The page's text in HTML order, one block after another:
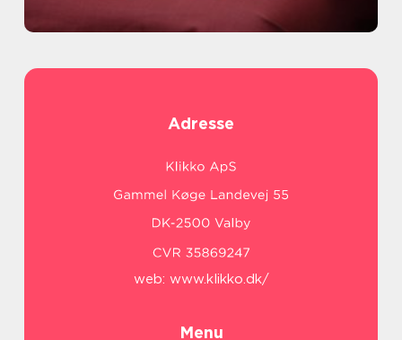
Adresse
web: www.klikko.dk/
Menu